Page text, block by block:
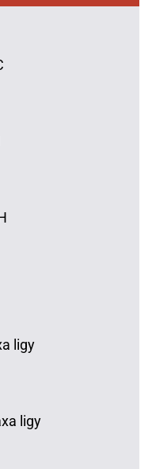
ligy
ligy